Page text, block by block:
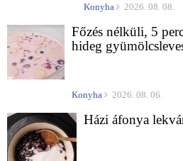
Konyha 2026. 08. 08.
Főzés nélküli, 5
hideg
Konyha 2026. 08. 06.
Házi áfonya